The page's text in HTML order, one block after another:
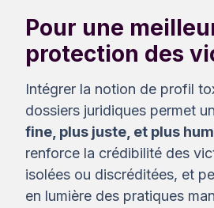
Pour une
protection des
Intégrer la notion de profil
dossiers juridiques permet
fine, plus juste, et plus
renforce la crédibilité des
isolées ou discréditées, et
en lumière des pratiques